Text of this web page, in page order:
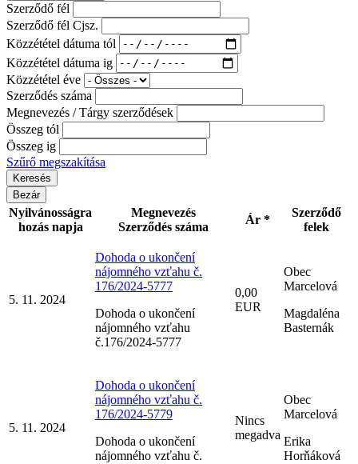
Szerződő fél
Szerződő fél Cjsz.
Közzététel dátuma tól
Közzététel dátuma ig
Közzététel éve
Szerződés száma
Megnevezés / Tárgy szerződések
Összeg tól
Összeg ig
Szűrő megszakítása
Bezár
Nyilvánosságra
hozás napja
Megnevezés
Szerződés száma
Ár *
Szerződő
felek
5. 11. 2024
Dohoda o ukončení
nájomného vzťahu č.
176/2024-5777
Dohoda o ukončení
nájomného vzťahu
č.176/2024-5777
0,00
EUR
Obec
Marcelová
Magdaléna
Basternák
5. 11. 2024
Dohoda o ukončení
nájomného vzťahu č.
176/2024-5779
Dohoda o ukončení
nájomného vzťahu č.
Nincs
megadva
Obec
Marcelová
Erika
Horňáková